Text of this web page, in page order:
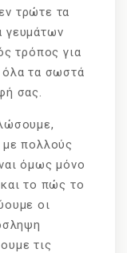
τρώτε τα
γευμάτων
τρόπος για
όλα τα σωστά
σας.
με πολλούς
όμως μόνο
το πώς το
οι
τις